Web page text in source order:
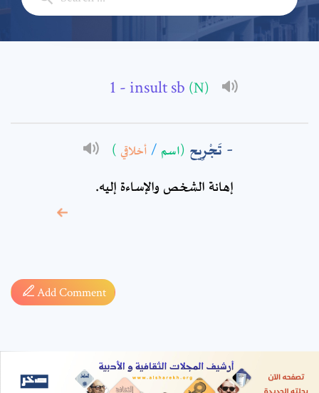
- insult sb (N)
تَجْرِيح (اسم / أخلاقي )
إهانة الشخص والإساءة إليه.
Add Comment
Subject: *
required fields